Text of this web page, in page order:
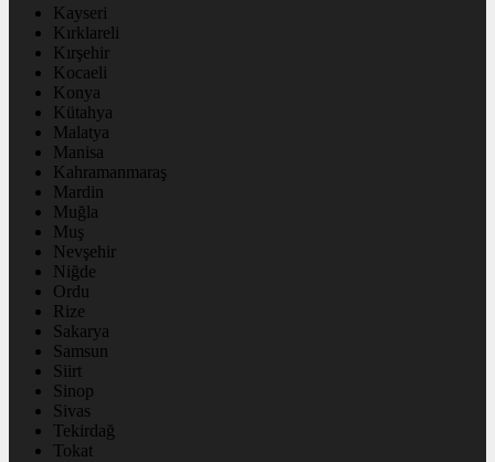
Kayseri
Kırklareli
Kırşehir
Kocaeli
Konya
Kütahya
Malatya
Manisa
Kahramanmaraş
Mardin
Muğla
Muş
Nevşehir
Niğde
Ordu
Rize
Sakarya
Samsun
Siirt
Sinop
Sivas
Tekirdağ
Tokat